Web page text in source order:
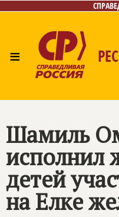
≡
Шамиль
исполнил
детей
на Елке